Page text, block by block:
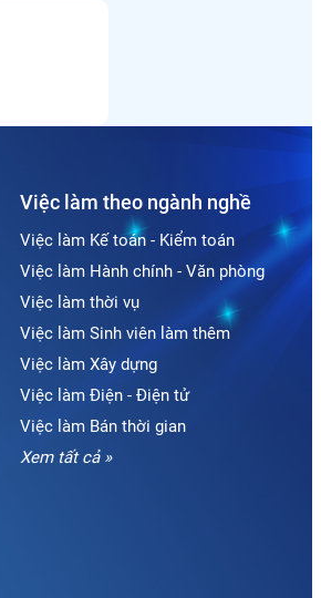
Việc làm theo ngành nghề
Việc làm Kế toán - Kiểm toán
Việc làm Hành chính - Văn phòng
Việc làm thời vụ
Việc làm Sinh viên làm thêm
Việc làm Xây dựng
Việc làm Điện - Điện tử
Việc làm Bán thời gian
Xem tất cả »